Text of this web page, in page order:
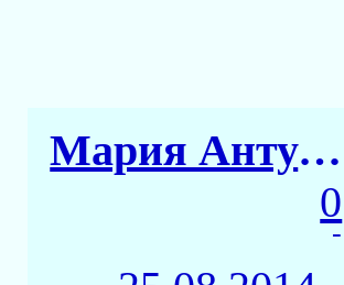
Мария Антуанетта
0
-